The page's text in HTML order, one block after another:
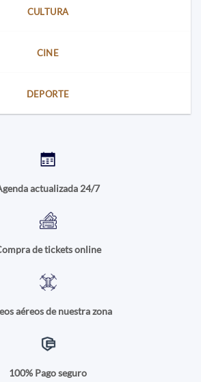
CULTURA
CINE
DEPORTE
actualizada 24/7
de tickets online
aéreos de nuestra zona
100% Pago seguro